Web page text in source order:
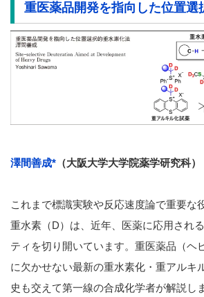
重医薬品開発を指向した位置選
澤間善成* （大阪大学大学院薬学研究科）
これまで標識実験や反応速度論で重要な
重水素（D）は、近年、医薬に応用され
ティを切り開いています。重医薬品（ヘ
に欠かせない最新の重水素化・重アルキ
史も交えて第一線の合成化学者が解説し